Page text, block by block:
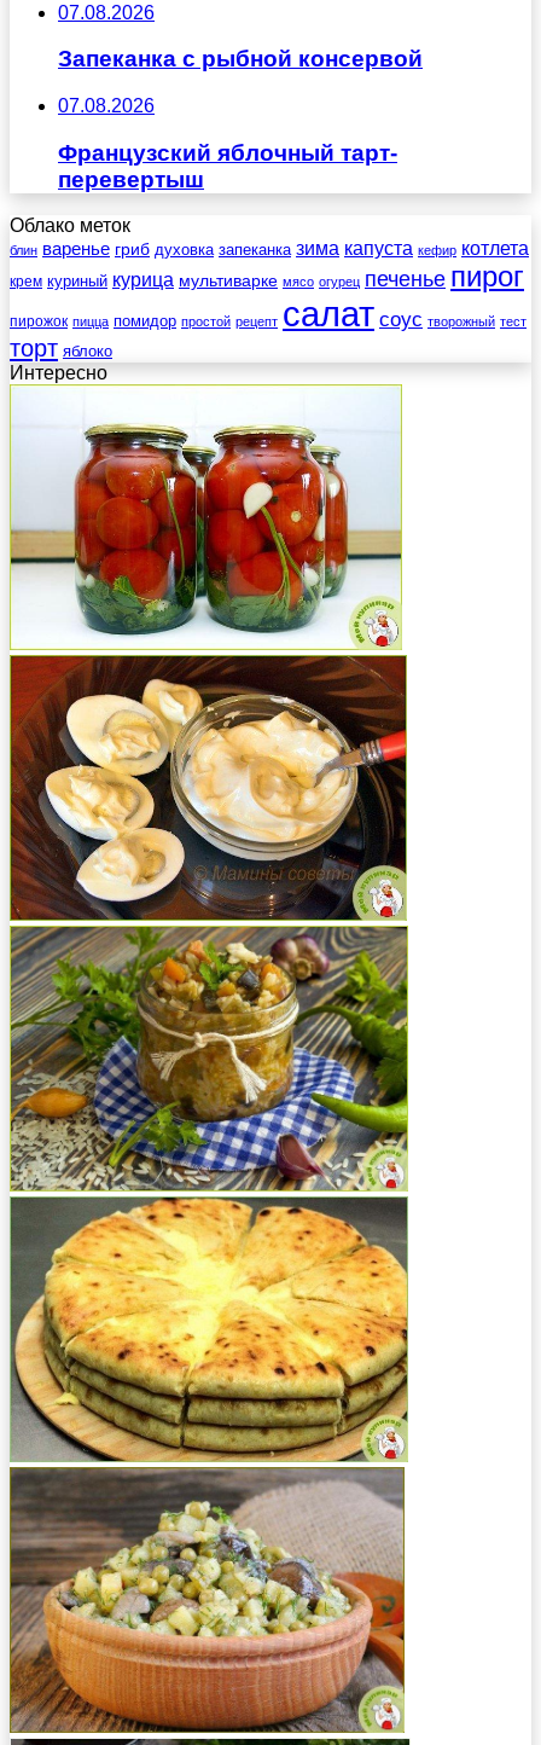
07.08.2026
Запеканка с рыбной консервой
07.08.2026
Французский яблочный тарт-
перевертыш
Облако меток
блин варенье гриб духовка запеканка зима капуста кефир котлета
крем куриный курица мультиварке мясо огурец печенье пирог
пирожок пицца помидор простой рецепт салат соус творожный тест
торт яблоко
Интересно